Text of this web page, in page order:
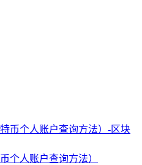
个人账户查询方法）